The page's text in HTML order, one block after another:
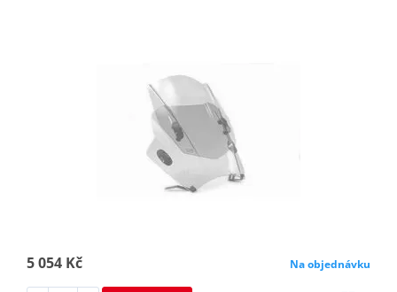
5 054 Kč Na objednávku